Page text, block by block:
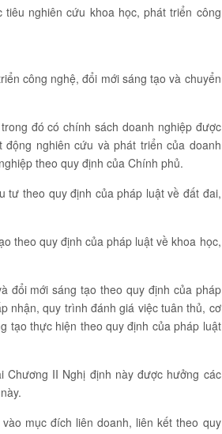
nghiên cứu khoa học, phát triển công
công nghệ, đổi mới sáng tạo và chuyển
đó có chính sách doanh nghiệp được
nghiên cứu và phát triển của doanh
theo quy định của Chính phủ.
theo quy định của pháp luật về đất đai,
theo quy định của pháp luật về khoa học,
đổi mới sáng tạo theo quy định của pháp
nhận, quy trình đánh giá việc tuân thủ, cơ
tạo thực hiện theo quy định của pháp luật
II Nghị định này được hưởng các
mục đích liên doanh, liên kết theo quy